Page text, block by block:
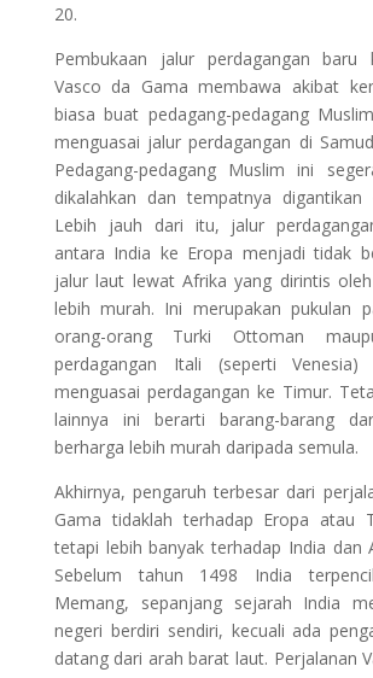
20.
Pembukaan jalur perdagangan
Vasco da Gama membawa akibat
biasa buat pedagang-pedagang
menguasai jalur perdagangan di
Pedagang-pedagang Muslim ini
dikalahkan dan tempatnya digantikan
Lebih jauh dari itu, jalur
antara India ke Eropa menjadi tidak
jalur laut lewat Afrika yang dirintis
lebih murah. Ini merupakan pukulan
orang-orang Turki Ottoman
perdagangan Itali (seperti Venesia)
menguasai perdagangan ke Timur.
lainnya ini berarti barang-barang
berharga lebih murah daripada semula.
Akhirnya, pengaruh terbesar dari
Gama tidaklah terhadap Eropa atau
tetapi lebih banyak terhadap India dan
Sebelum tahun 1498 India
Memang, sepanjang sejarah India
negeri berdiri sendiri, kecuali ada
datang dari arah barat laut. Perjalanan